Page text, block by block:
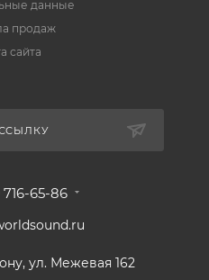
данные
продаж
сайта
65-86
ул. Межевая 162